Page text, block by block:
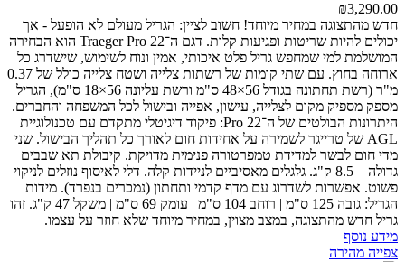
₪3,290.00
חדש מהתצוגה במחיר מיוחד! חשוב לציין: הגריל מעולם לא הופעל - אך
יכולים להיות שריטות ופגיעות קלות.
דגם ה־Traeger Pro 22 הוא הבחירה
המושלמת למי שמחפש גריל פלט איכותי, אמין ונוח לשימוש, שישדרג כל
ארוחה בחוץ.
עם שתי קומות של רשתות צלייה ושטח צלייה כולל של 0.37
מ"ר (רשת תחתונה בגודל 56×48 ס"מ ורשת עליונה 56×18 ס"מ), הגריל
מספק מספיק מקום לצלייה, עישון, אפייה ובישול לכל המשפחה והחברים.
היתרונות הבולטים של ה־Pro 22:
פיקוד דיגיטלי מתקדם עם טכנולוגיית
AGL של טרייגר לשמירה על אחידות חום לאורך כל תהליך הבישול.
שני
מדי חום לבשר למדידת טמפרטורה פנימית מדויקת. קיבולת תא שבבים
גדולה – 8.5 ק"ג.
גלגלים מאסיביים לניידות קלה. דלי לאיסוף נוזלים לניקוי
פשוט. אפשרות לשדרוג עם מדף קדמי ותחתון (נמכרים בנפרד). מידות
הגריל: גובה 125 ס"מ | רוחב 104 ס"מ | עומק 69 ס"מ | משקל 47 ק"ג.
זהו
גריל חדש מהתצוגה, במצב מצוין, במחיר מיוחד שלא חוזר על עצמו.
מידע נוסף
צפייה מהירה